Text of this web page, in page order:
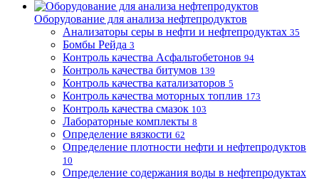
Оборудование для анализа нефтепродуктов
Анализаторы серы в нефти и нефтепродуктах 35
Бомбы Рейда 3
Контроль качества Асфальтобетонов 94
Контроль качества битумов 139
Контроль качества катализаторов 5
Контроль качества моторных топлив 173
Контроль качества смазок 103
Лабораторные комплекты 8
Определение вязкости 62
Определение плотности нефти и нефтепродуктов
10
Определение содержания воды в нефтепродуктах